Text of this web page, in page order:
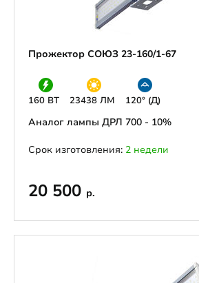
Прожектор СОЮЗ 23-160/1-67
160 ВТ 23438 ЛМ 120° (Д)
Аналог лампы ДРЛ 700 - 10%
Срок изготовления: 2 недели
20 500 р.